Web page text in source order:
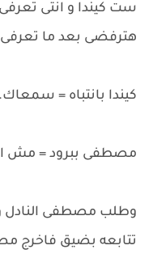
ست كيندا و انتى
هترفضى بعد ما تعرفى
كيندا بانتباه =
مصطفى ببرود = مش
وطلب مصطفى النادل
تتابعه بضيق فاخرج